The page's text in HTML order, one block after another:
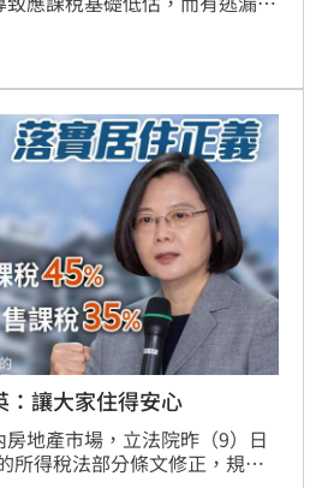
說明購屋有折扣，賣房時成本
。小威3年前向某建商購買訂
，因有私人關係介紹，該建商
每戶100萬元折讓價金給小威，
讓大家住得安心
地產市場，立法院昨（9）日
所得稅法部分條文修正，規定